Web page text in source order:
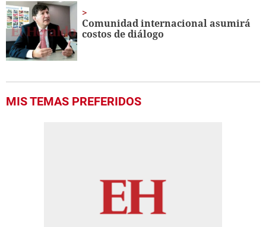
Comunidad internacional asumirá
costos de diálogo
MIS TEMAS PREFERIDOS